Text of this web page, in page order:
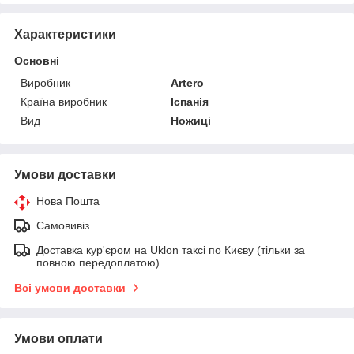
Характеристики
Основні
Виробник
Artero
Країна виробник
Іспанія
Вид
Ножиці
Умови доставки
Нова Пошта
Самовивіз
Доставка кур'єром на Uklon таксі по Києву (тільки за
повною передоплатою)
Всі умови доставки
Умови оплати